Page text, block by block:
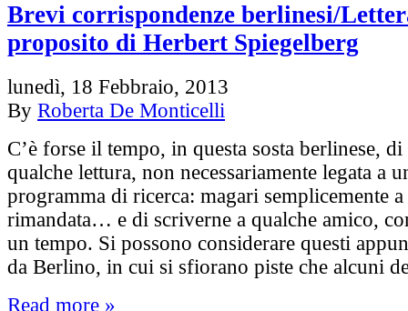
Brevi corrispondenze berlinesi/
proposito di Herbert Spiegelberg
lunedì, 18 Febbraio, 2013
By Roberta De Monticelli
C’è forse il tempo, in questa sosta berlinese,
qualche lettura, non necessariamente legata a
programma di ricerca: magari semplicemente
rimandata… e di scriverne a qualche amico,
un tempo. Si possono considerare questi
da Berlino, in cui si sfiorano piste che alcuni
Read more »